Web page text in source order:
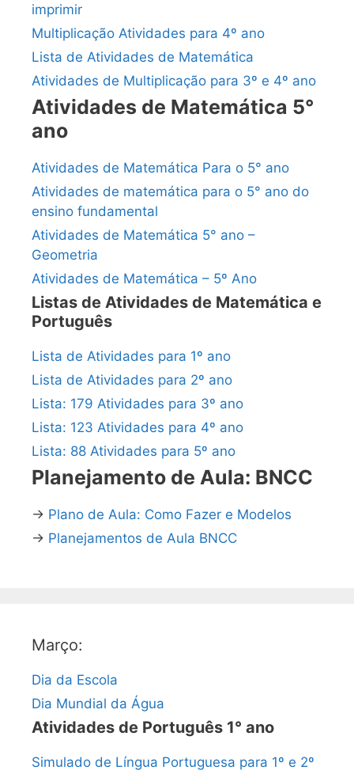
imprimir
Multiplicação Atividades para 4º ano
Lista de Atividades de Matemática
Atividades de Multiplicação para 3º e 4º ano
Atividades de Matemática 5°
ano
Atividades de Matemática Para o 5° ano
Atividades de matemática para o 5° ano do
ensino fundamental
Atividades de Matemática 5° ano –
Geometria
Atividades de Matemática – 5º Ano
Listas de Atividades de Matemática e
Português
Lista de Atividades para 1º ano
Lista de Atividades para 2º ano
Lista: 179 Atividades para 3º ano
Lista: 123 Atividades para 4º ano
Lista: 88 Atividades para 5º ano
Planejamento de Aula: BNCC
→ Plano de Aula: Como Fazer e Modelos
→ Planejamentos de Aula BNCC
Março:
Dia da Escola
Dia Mundial da Água
Atividades de Português 1° ano
Simulado de Língua Portuguesa para 1º e 2º